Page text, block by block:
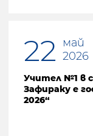
22
май
2026
Учител №1 в
Зафираку е
2026“